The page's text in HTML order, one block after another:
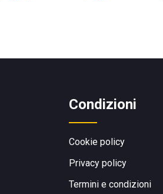
Condizioni
Cookie policy
Privacy policy
Termini e condizioni